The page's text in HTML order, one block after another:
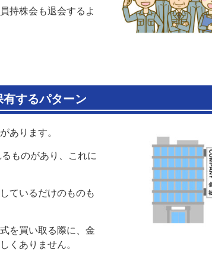
持株会も退会するよ
するパターン
あります。
ものがあり、これに
ているだけのものも
を買い取る際に、金
くありません。